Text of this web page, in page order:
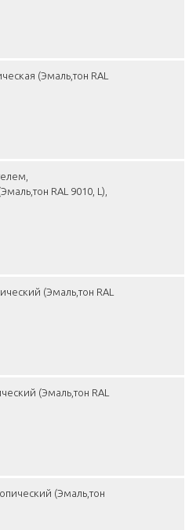
(Эмаль,тон RAL
RAL 9010, L),
(Эмаль,тон RAL
(Эмаль,тон RAL
(Эмаль,тон